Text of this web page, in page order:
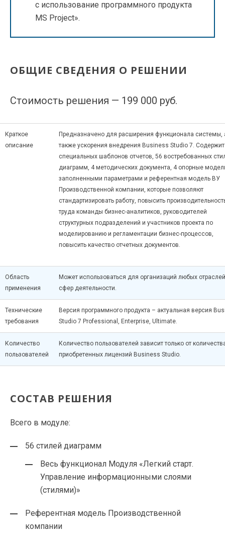
с использование программного продукта
MS Project».
ОБЩИЕ СВЕДЕНИЯ О РЕШЕНИИ
Стоимость решения — 199 000 руб.
Краткое
описание
Предназначено для расширения функционала системы,
также ускорения внедрения Business Studio 7.
специальных шаблонов отчетов, 56 востребованных
диаграмм, 4 методических документа, 4 опорные
заполненными параметрами и референтная модель ВУ
Производственной компании, которые позволяют
стандартизировать работу, повысить
труда команды бизнес-аналитиков, руководителей
структурных подразделений и участников проекта по
моделированию и регламентации бизнес-процессов,
повысить качество отчетных документов.
Область
применения
Может использоваться для организаций любых
сфер деятельности.
Технические
требования
Версия программного продукта – актуальная версия
Studio 7 Professional, Enterprise, Ultimate.
Количество
пользователей
Количество пользователей зависит только от
приобретенных лицензий Business Studio.
СОСТАВ РЕШЕНИЯ
Всего в модуле:
56 стилей диаграмм
Весь функционал Модуля «Легкий старт.
Управление информационными слоями
(стилями)»
Референтная модель Производственной
компании